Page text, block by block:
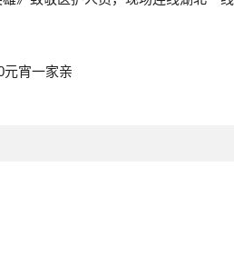
元宵一家亲